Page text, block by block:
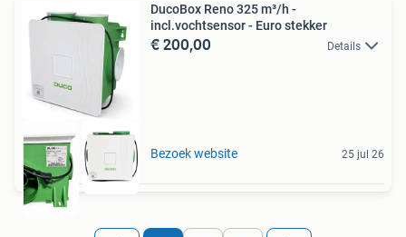
DucoBox Reno 325 m³/h -
incl.vochtsensor - Euro stekker
€ 200,00 Details
Bezoek website 25 jul 26